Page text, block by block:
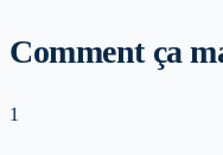
Comment ça
1